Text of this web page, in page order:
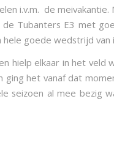
i.v.m. de
Tubanters E3 met
goede wedstrijd van
hielp elkaar in het veld
het vanaf dat
al mee bezig